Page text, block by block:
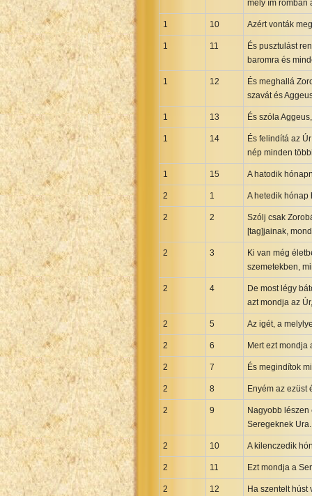
Greek NT Byzantine Majority
Greek NT Wescott-Hort
Hebrew Modern Bible
Hebrew OT WM Leningrad Codex
Icelandic Bible
Indonesian Bahasa Bible
Indonesian Lama Bible
Italian Riveduta 1927 Bible
Korean Bible
Maori Genesis Exodus Leviticus
Portuguese Bible
Romanian Cornilescu Bible
Russian Synodal 1876 Bible
Russian Synodal Bible KOI8
Russian Synodal Bible Win-1251
Shuar New Testament
Spanish RV 1909 Bible
mely ím romban
1 10 Azért vonták
1 11
És pusztulást
baromra és
1 12
És meghallá
szavát és
1 13 És szóla
1 14
És felindítá az
nép minden
1 15 A hatodik
2 1 A hetedik hónap
2 2
Szólj csak
[tag]jainak,
2 3
Ki van még
szemetekben,
2 4
De most légy
azt mondja az
2 5 Az igét, a
2 6 Mert ezt mondja
2 7 És megindítok
2 8 Enyém az ezüst
2 9
Nagyobb
Seregeknek Ura.
2 10 A kilenczedik
2 11 Ezt mondja a
2 12
Ha szentelt húst